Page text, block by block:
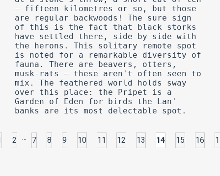
2 ... 7 8 9 10 11 12 13 14 15 16